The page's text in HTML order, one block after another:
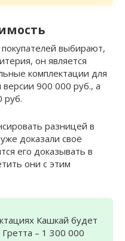
выбирают,
он является
комплектации для
900 000 руб., а
руб.
разницей в
доказали своё
его доказывать в
они с этим
Кашкай будет
– 1 300 000